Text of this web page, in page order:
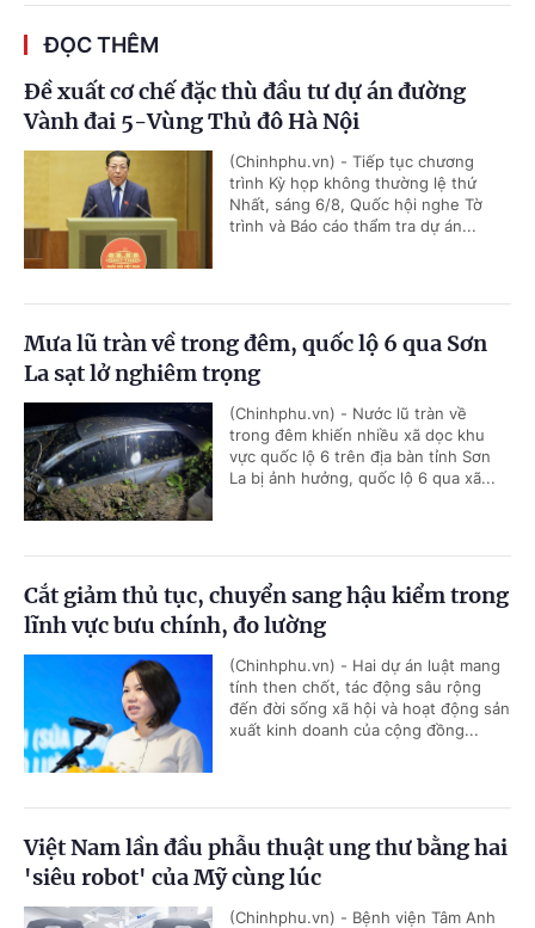
ĐỌC THÊM
Đề xuất cơ chế đặc thù đầu tư dự án đường
Vành đai 5-Vùng Thủ đô Hà Nội
(Chinhphu.vn) - Tiếp tục chương
trình Kỳ họp không thường lệ thứ
Nhất, sáng 6/8, Quốc hội nghe Tờ
trình và Báo cáo thẩm tra dự án...
Mưa lũ tràn về trong đêm, quốc lộ 6 qua Sơn
La sạt lở nghiêm trọng
(Chinhphu.vn) - Nước lũ tràn về
trong đêm khiến nhiều xã dọc khu
vực quốc lộ 6 trên địa bàn tỉnh Sơn
La bị ảnh hưởng, quốc lộ 6 qua xã...
Cắt giảm thủ tục, chuyển sang hậu kiểm trong
lĩnh vực bưu chính, đo lường
(Chinhphu.vn) - Hai dự án luật mang
tính then chốt, tác động sâu rộng
đến đời sống xã hội và hoạt động sản
xuất kinh doanh của cộng đồng...
Việt Nam lần đầu phẫu thuật ung thư bằng hai
'siêu robot' của Mỹ cùng lúc
(Chinhphu.vn) - Bệnh viện Tâm Anh